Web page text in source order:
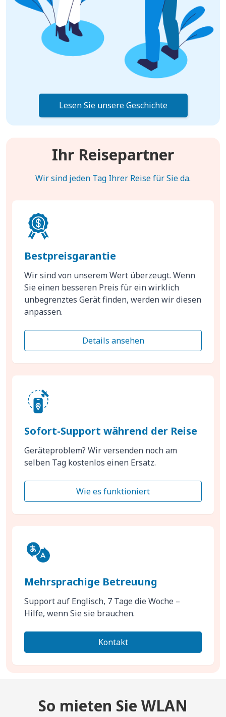
Lesen Sie unsere Geschichte
Ihr Reisepartner
Wir sind jeden Tag Ihrer Reise für Sie da.
Bestpreisgarantie
Wir sind von unserem Wert überzeugt. Wenn
Sie einen besseren Preis für ein wirklich
unbegrenztes Gerät finden, werden wir diesen
anpassen.
Details ansehen
Sofort-Support während der Reise
Geräteproblem? Wir versenden noch am
selben Tag kostenlos einen Ersatz.
Wie es funktioniert
Mehrsprachige Betreuung
Support auf Englisch, 7 Tage die Woche –
Hilfe, wenn Sie sie brauchen.
Kontakt
So mieten Sie WLAN